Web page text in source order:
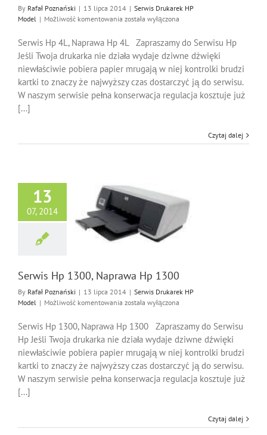
By Rafał Poznański | 13 lipca 2014 | Serwis Drukarek HP
Model | Możliwość komentowania Serwis
4L,
Naprawa
Hp
4L
została wyłączona
Serwis Hp 4L, Naprawa Hp 4L Zapraszamy do Serwisu Hp
Jeśli Twoja drukarka nie działa wydaje dziwne dźwięki
niewłaściwie pobiera papier mrugają w niej kontrolki brudzi
kartki to znaczy że najwyższy czas dostarczyć ją do serwisu.
W naszym serwisie pełna konserwacja regulacja kosztuje już
[...]
Czytaj dalej
13
07, 2014
1300, Naprawa
HP Model
Serwis Hp 1300, Naprawa Hp 1300
By Rafał Poznański | 13 lipca 2014 | Serwis Drukarek HP
Model | Możliwość komentowania Serwis
1300,
Hp
1300
została wyłączona
Serwis Hp 1300, Naprawa Hp 1300 Zapraszamy do Serwisu
Hp Jeśli Twoja drukarka nie działa wydaje dziwne dźwięki
niewłaściwie pobiera papier mrugają w niej kontrolki brudzi
kartki to znaczy że najwyższy czas dostarczyć ją do serwisu.
W naszym serwisie pełna konserwacja regulacja kosztuje już
[...]
Czytaj dalej